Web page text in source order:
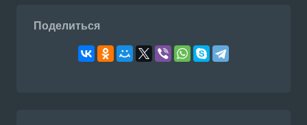
Поделиться